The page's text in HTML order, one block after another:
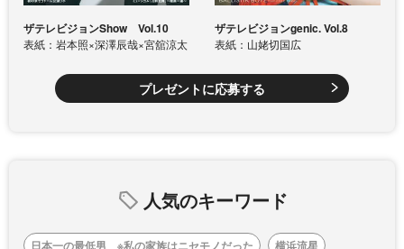
ザテレビジョンShow Vol.10
表紙：岩本照×深澤辰哉×宮舘涼太
ザテレビジョンgenic. Vol.8
表紙：山姥切国広
プレゼントに応募する
人気のキーワード
日本一の最低男 ※私の家族はニセモノだった
横浜流星